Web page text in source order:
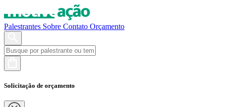
Palestrantes Sobre Contato Orçamento
Solicitação de orçamento